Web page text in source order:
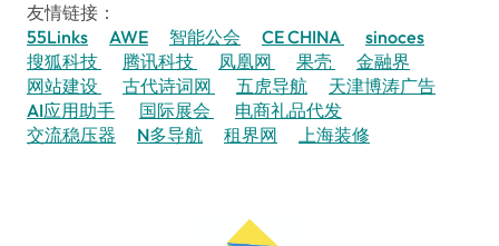
友情链接：
55Links
AWE 智能公会 CE CHINA
sinoces
搜狐科技
腾讯科技 凤凰网 果壳
金融界
网站建设
古代诗词网 五虎导航
天津博涛广告
AI应用助手
国际展会
电商礼品代发
交流稳压器
N多导航 租界网 上海装修